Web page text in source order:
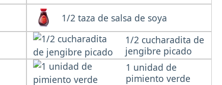
1/2 taza de salsa de soya
1/2 cucharadita de
jengibre picado
1 unidad de
pimiento verde